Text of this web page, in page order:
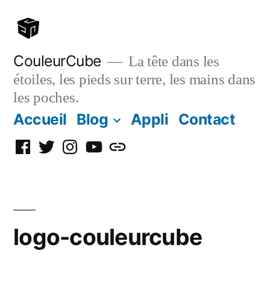
contenu
CouleurCube
La tête dans les
étoiles, les pieds sur terre, les mains dans
les poches.
Accueil Blog Appli Contact
Facebook
TwitterInstagram
YouTubeSimplybook
logo-couleurcube